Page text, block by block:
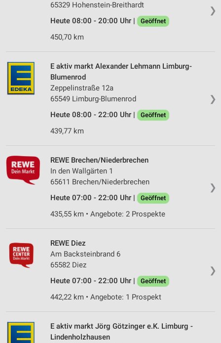
❯
65329 Hohenstein-Breithardt
Heute 08:00 - 20:00 Uhr |
Geöffnet
450,70 km
❯
E aktiv markt Alexander Lehmann Limburg-
Blumenrod
Zeppelinstraße 12a
65549 Limburg-Blumenrod
Heute 08:00 - 22:00 Uhr |
Geöffnet
439,77 km
❯
REWE Brechen/Niederbrechen
In den Wallgärten 1
65611 Brechen/Niederbrechen
Heute 07:00 - 22:00 Uhr |
Geöffnet
435,55 km • Angebote: 2 Prospekte
❯
REWE Diez
Am Backsteinbrand 6
65582 Diez
Heute 07:00 - 22:00 Uhr |
Geöffnet
442,22 km • Angebote: 1 Prospekt
E aktiv markt Jörg Götzinger e.K. Limburg -
Lindenholzhausen